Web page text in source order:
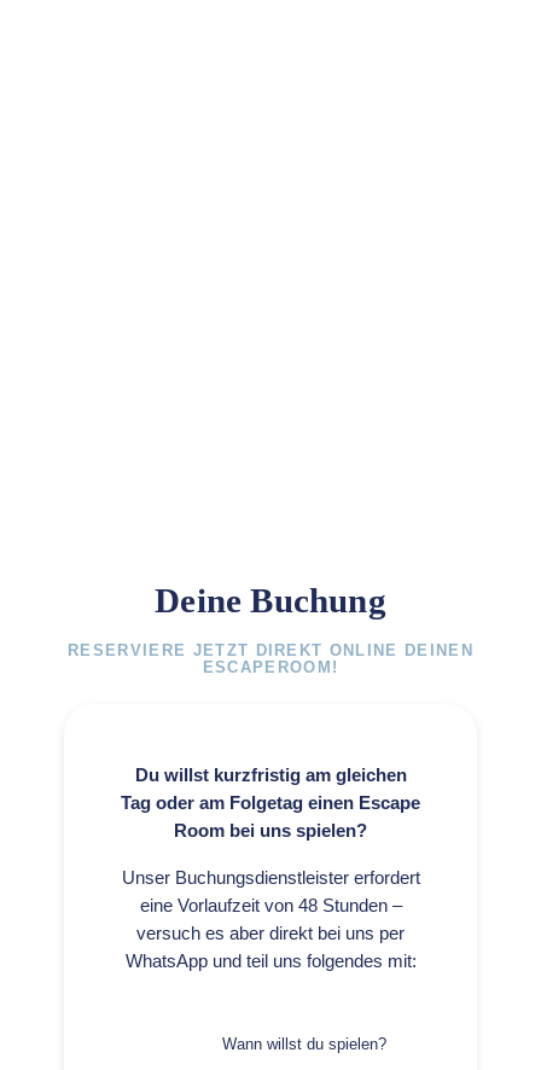
Deine Buchung
RESERVIERE JETZT DIREKT ONLINE DEINEN
ESCAPEROOM!
Du willst kurzfristig am gleichen
Tag oder am Folgetag einen Escape
Room bei uns spielen?
Unser Buchungsdienstleister erfordert
eine Vorlaufzeit von 48 Stunden –
versuch es aber direkt bei uns per
WhatsApp und teil uns folgendes mit:
Wann willst du spielen?